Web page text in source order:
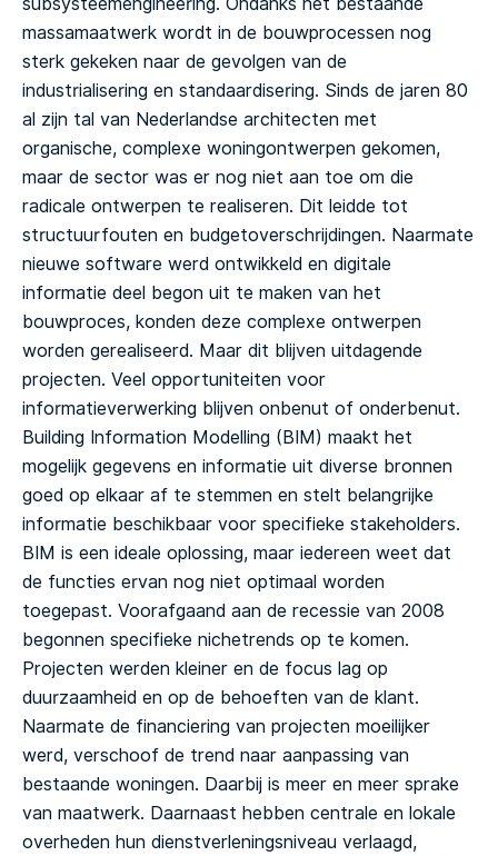
massamaatwerk wordt in de bouwprocessen nog
sterk gekeken naar de gevolgen van de
industrialisering en standaardisering. Sinds de jaren 80
al zijn tal van Nederlandse architecten met
organische, complexe woningontwerpen gekomen,
maar de sector was er nog niet aan toe om die
radicale ontwerpen te realiseren. Dit leidde tot
structuurfouten en budgetoverschrijdingen. Naarmate
nieuwe software werd ontwikkeld en digitale
informatie deel begon uit te maken van het
bouwproces, konden deze complexe ontwerpen
worden gerealiseerd. Maar dit blijven uitdagende
projecten. Veel opportuniteiten voor
informatieverwerking blijven onbenut of onderbenut.
Building Information Modelling (BIM) maakt het
mogelijk gegevens en informatie uit diverse bronnen
goed op elkaar af te stemmen en stelt belangrijke
informatie beschikbaar voor specifieke stakeholders.
BIM is een ideale oplossing, maar iedereen weet dat
de functies ervan nog niet optimaal worden
toegepast. Voorafgaand aan de recessie van 2008
begonnen specifieke nichetrends op te komen.
Projecten werden kleiner en de focus lag op
duurzaamheid en op de behoeften van de klant.
Naarmate de financiering van projecten moeilijker
werd, verschoof de trend naar aanpassing van
bestaande woningen. Daarbij is meer en meer sprake
van maatwerk. Daarnaast hebben centrale en lokale
overheden hun dienstverleningsniveau verlaagd,